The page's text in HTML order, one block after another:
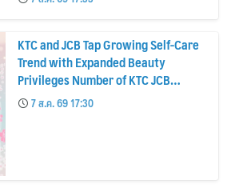
KTC and JCB Tap Growing Self-Care
Trend with Expanded Beauty
Privileges Number of KTC JCB
Cardmembers Spending on
Cosmetics Rises 26%
7 ส.ค. 69 17:30